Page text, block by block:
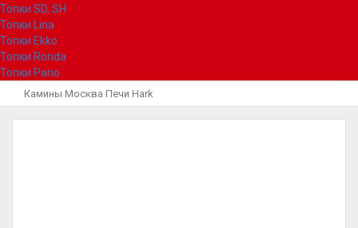
Топки SD, SH
Топки Lina
Топки Ekko
Топки Ronda
Топки Pano
Камины Москва Печи Hark